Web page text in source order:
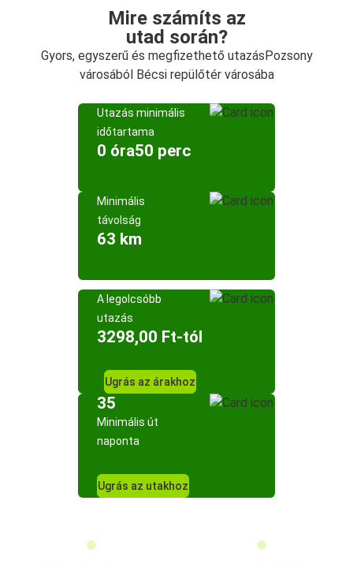
Mire számíts az
utad során?
Gyors, egyszerű és megfizethető utazásPozsony
városából Bécsi repülőtér városába
Utazás minimális
időtartama
0 óra50 perc
Minimális
távolság
63 km
A legolcsóbb
utazás
3298,00 Ft-tól
Ugrás az árakhoz
35
Minimális út
naponta
Ugrás az utakhoz